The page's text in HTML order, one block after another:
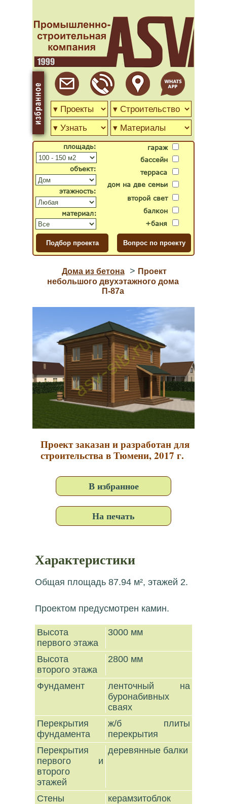
гараж
бассейн
второй свет
дом на две семьи
терраса
балкон
+баня
объект:
материал:
площадь:
этажность:
Дома из бетона > Проект
небольшого двухэтажного дома
П-87a
Проект заказан и разработан для
строительства в Тюмени, 2017 г.
В избранное
На печать
Характеристики
Общая площадь 87.94 м², этажей 2.
Проектом предусмотрен камин.
Высота
первого этажа
3000 мм
Высота
второго этажа
2800 мм
Фундамент
ленточный на
буронабивных
сваях
Перекрытия
фундамента
ж/б плиты
перекрытия
Перекрытия
первого и
второго
этажей
деревянные балки
Стены
керамзитоблок